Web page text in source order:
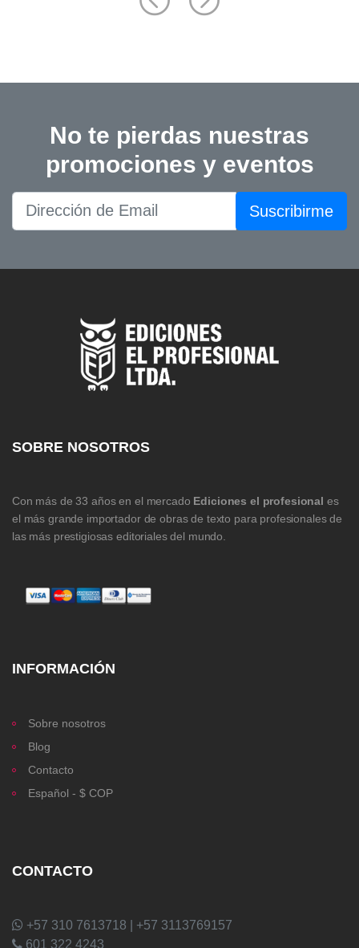
No te pierdas nuestras
promociones y eventos
Suscribirme
SOBRE NOSOTROS
Con más de 33 años en el mercado Ediciones el profesional es
el más grande importador de obras de texto para profesionales de
las más prestigiosas editoriales del mundo.
INFORMACIÓN
Sobre nosotros
Blog
Contacto
Español - $ COP
CONTACTO
+57 310 7613718 | +57 3113769157
601 322 4243